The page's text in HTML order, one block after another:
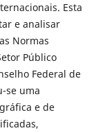
Esta
e analisar
Normas
Público
Federal de
se uma
e de